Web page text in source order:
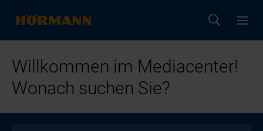
Willkommen im Mediacenter!
Wonach suchen Sie?